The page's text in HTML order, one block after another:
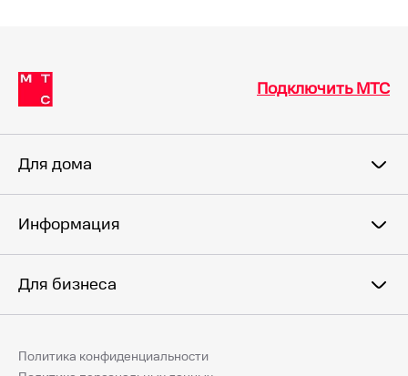
Подключить МТС
Для дома
Информация
Для бизнеса
Политика конфиденциальности